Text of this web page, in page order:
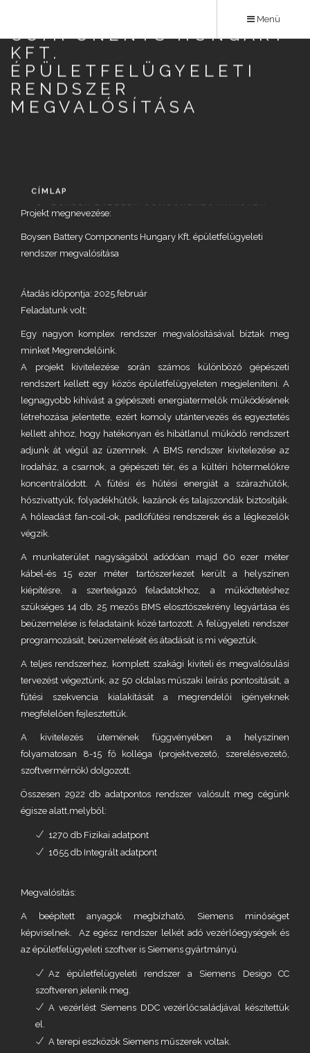
tartalomra
Menü
COMPONENTS HUNGARY
KFT.
ÉPÜLETFELÜGYELETI
RENDSZER
MEGVALÓSÍTÁSA
CÍMLAP
BOYSEN BATTERY COMPONENTS HUNGARY
MEGVALÓSÍTÁSA
Projekt megnevezése:
Boysen Battery Components Hungary Kft. épületfelügyeleti
rendszer megvalósítása
Átadás időpontja: 2025.február
Feladatunk volt:
Egy nagyon komplex rendszer megvalósításával bíztak meg
minket Megrendelőink.
A projekt kivitelezése során számos különböző gépészeti
rendszert kellett egy közös épületfelügyeleten megjeleníteni. A
legnagyobb kihívást a gépészeti energiatermelők működésének
létrehozása jelentette, ezért komoly utántervezés és egyeztetés
kellett ahhoz, hogy hatékonyan és hibátlanul működő rendszert
adjunk át végül az üzemnek. A BMS rendszer kivitelezése az
Irodaház, a csarnok, a gépészeti tér, és a kültéri hőtermelőkre
koncentrálódott. A fűtési és hűtési energiát a szárazhűtők,
hőszivattyúk, folyadékhűtők, kazánok és talajszondák biztosítják.
A hőleadást fan-coil-ok, padlófűtési rendszerek és a légkezelők
végzik.
A munkaterület nagyságából adódóan majd 60 ezer méter
kábel-és 15 ezer méter tartószerkezet került a helyszínen
kiépítésre, a szerteágazó feladatokhoz, a működtetéshez
szükséges 14 db, 25 mezős BMS elosztószekrény legyártása és
beüzemelése is feladataink közé tartozott. A felügyeleti rendszer
programozását, beüzemelését és átadását is mi végeztük.
A teljes rendszerhez, komplett szakági kiviteli és megvalósulási
tervezést végeztünk, az 50 oldalas műszaki leírás pontosítását, a
fűtési szekvencia kialakítását a megrendelői igényeknek
megfelelően fejlesztettük.
A kivitelezés ütemének függvényében a helyszínen
folyamatosan 8-15 fő kolléga (projektvezető, szerelésvezető,
szoftvermérnök) dolgozott.
Összesen 2922 db adatpontos rendszer valósult meg cégünk
égisze alatt,melyből:
1270 db Fizikai adatpont
1655 db Integrált adatpont
Megvalósítás:
A beépített anyagok megbízható, Siemens minőséget
képviselnek. Az egész rendszer lelkét adó vezérlőegységek és
az épületfelügyeleti szoftver is Siemens gyártmányú.
Az épületfelügyeleti rendszer a Siemens Desigo CC
szoftveren jelenik meg.
A vezérlést Siemens DDC vezérlőcsaládjával készítettük
el.
A terepi eszközök Siemens műszerek voltak.